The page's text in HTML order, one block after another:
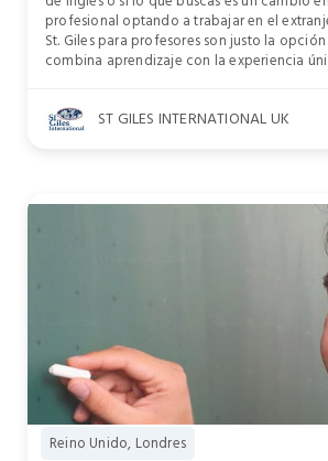
profesional optando a trabajar en el
St. Giles para profesores son justo la
combina aprendizaje con la experiencia
ST GILES INTERNATIONAL UK
Reino Unido, Londres